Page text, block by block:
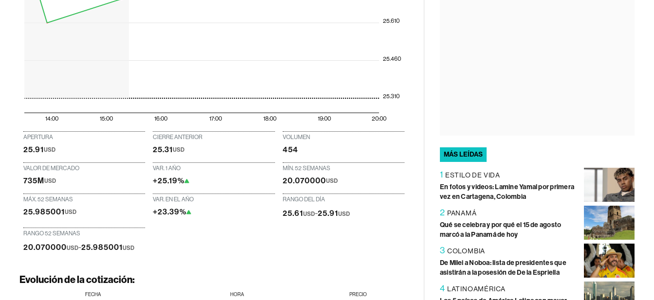
14:00 15:00 16:00 17:00 18:00 19:00 20:00
25.310
25.460
25.610
APERTURA
25.91USD
CIERRE ANTERIOR
25.31USD
VOLUMEN
454
VALOR DE MERCADO
735MUSD
VAR. 1 AÑO
+25.19%
MÍN. 52 SEMANAS
20.070000USD
MÁX. 52 SEMANAS
25.985001USD
VAR. EN EL AÑO
+23.39%
RANGO DEL DÍA
25.61USD-25.91USD
RANGO 52 SEMANAS
20.070000USD-25.985001USD
Evolución de la cotización:
FECHA HORA PRECIO
MÁS LEÍDAS
1 ESTILO DE VIDA
En fotos y videos: Lamine Yamal por primera
vez en Cartagena, Colombia
2 PANAMÁ
Qué se celebra y por qué el 15 de agosto
marcó a la Panamá de hoy
3 COLOMBIA
De Milei a Noboa: lista de presidentes que
asistirán a la posesión de De la Espriella
4 LATINOAMÉRICA